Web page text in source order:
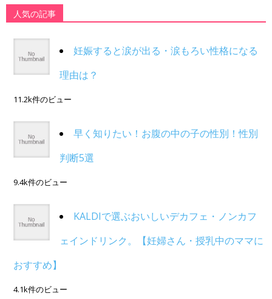
人気の記事
妊娠すると涙が出る・涙もろい性格になる
理由は？
11.2k件のビュー
早く知りたい！お腹の中の子の性別！性別
判断5選
9.4k件のビュー
KALDIで選ぶおいしいデカフェ・ノンカフ
ェインドリンク。【妊婦さん・授乳中のママに
おすすめ】
4.1k件のビュー